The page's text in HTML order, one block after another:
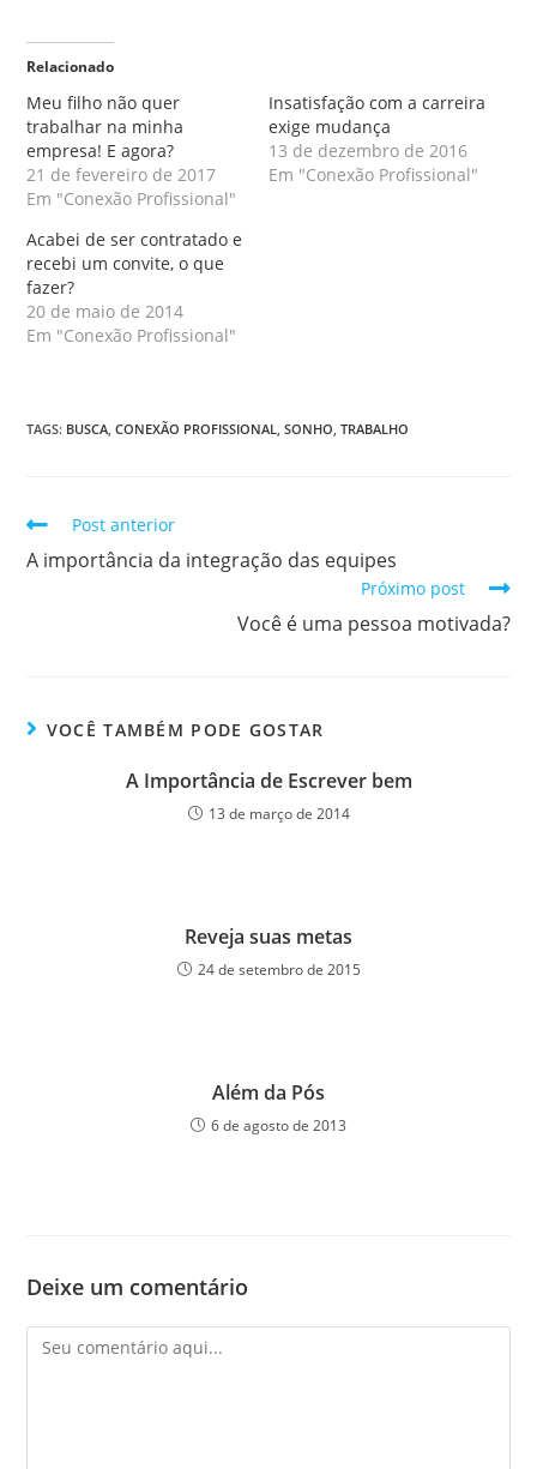
Relacionado
Meu filho não quer
trabalhar na minha
empresa! E agora?
21 de fevereiro de 2017
Em "Conexão Profissional"
Insatisfação com a carreira
exige mudança
13 de dezembro de 2016
Em "Conexão Profissional"
Acabei de ser contratado e
recebi um convite, o que
fazer?
20 de maio de 2014
Em "Conexão Profissional"
TAGS: BUSCA, CONEXÃO PROFISSIONAL, SONHO, TRABALHO
Post anterior
A importância da integração das equipes
Próximo post
Você é uma pessoa motivada?
VOCÊ TAMBÉM PODE GOSTAR
A Importância de Escrever bem
13 de março de 2014
Reveja suas metas
24 de setembro de 2015
Além da Pós
6 de agosto de 2013
Deixe um comentário